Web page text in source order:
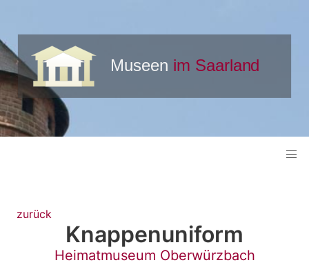
zurück
Knappenuniform
Heimatmuseum Oberwürzbach